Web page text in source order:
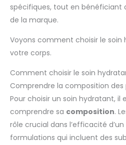
spécifiques, tout en bénéficiant
de la marque.
Voyons comment choisir le soin
votre corps.
Comment choisir le soin
Comprendre la composition des
Pour choisir un soin hydratant, il
comprendre sa composition.
rôle crucial dans l’efficacité
formulations qui incluent des